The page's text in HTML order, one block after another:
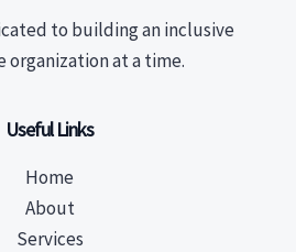
to building an inclusive
organization at a time.
Useful Links
Home
About
Services